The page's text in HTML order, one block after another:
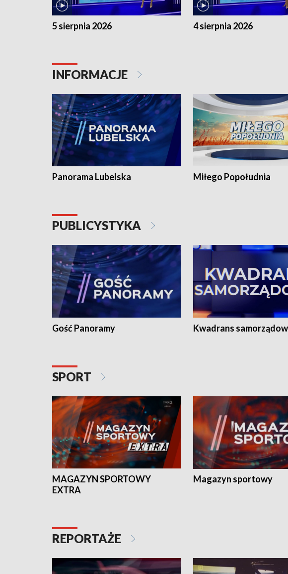
5 sierpnia 2026 4 sierpnia 2026
INFORMACJE
Panorama Lubelska Miłego Popołudnia
PUBLICYSTYKA
Gość Panoramy Kwadrans
SPORT
MAGAZYN SPORTOWY
EXTRA
Magazyn sportowy
REPORTAŻE